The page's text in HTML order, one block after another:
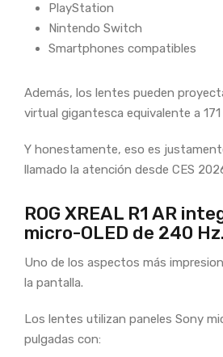
PlayStation
Nintendo Switch
Smartphones compatibles
Además, los lentes pueden
virtual gigantesca equivalente a 171
Y honestamente, eso es
llamado la atención desde CES
ROG XREAL R1 AR
micro-OLED de 240 Hz.
Uno de los aspectos más
la pantalla.
Los lentes utilizan paneles Sony
pulgadas con: